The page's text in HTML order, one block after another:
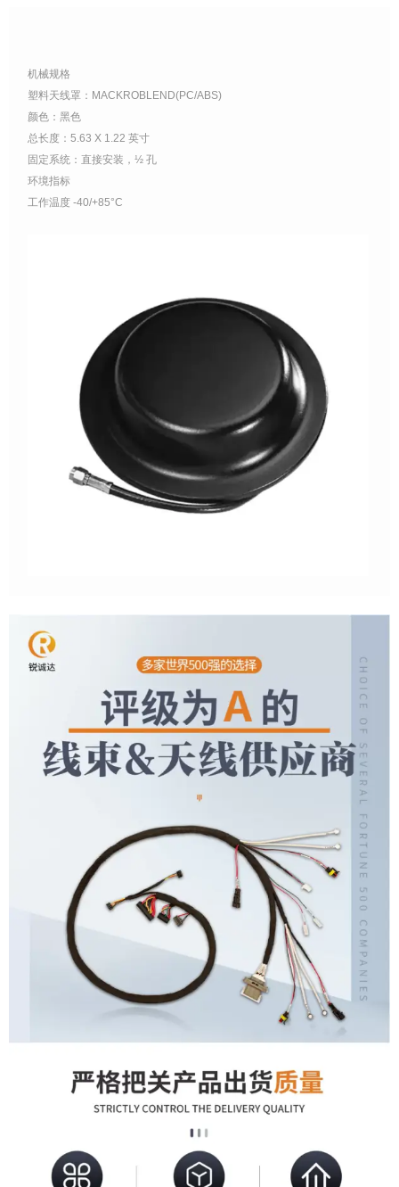
机械规格
塑料天线罩：MACKROBLEND(PC/ABS)
颜色：黑色
总长度：5.63 X 1.22 英寸
固定系统：直接安装，½ 孔
环境指标
工作温度 -40/+85°C